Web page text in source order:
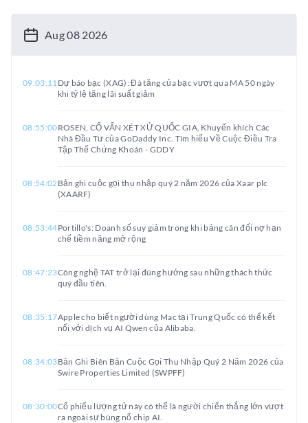
Aug 08 2026
09:03:11Dự báo bạc (XAG): Đà tăng của bạc vượt qua MA 50 ngày
khi tỷ lệ tăng lãi suất giảm
08:55:00ROSEN, CỐ VẤN XÉT XỬ QUỐC GIA, Khuyến khích Các
Nhà Đầu Tư của GoDaddy Inc. Tìm hiểu Về Cuộc Điều Tra
Tập Thể Chứng Khoán - GDDY
08:54:02Bản ghi cuộc gọi thu nhập quý 2 năm 2026 của Xaar plc
(XAARF)
08:53:44Portillo's: Doanh số suy giảm trong khi bảng cân đối nợ hạn
chế tiềm năng mở rộng
08:47:23Công nghệ TAT trở lại đúng hướng sau những thách thức
quý đầu tiên.
08:35:17Apple cho biết người dùng Mac tại Trung Quốc có thể kết
nối với dịch vụ AI Qwen của Alibaba.
08:34:03Bản Ghi Biên Bản Cuộc Gọi Thu Nhập Quý 2 Năm 2026 của
Swire Properties Limited (SWPFF)
08:30:00Cổ phiếu lượng tử này có thể là người chiến thắng lớn vượt
ra ngoài sự bùng nổ chip AI.